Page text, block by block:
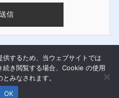
ALESIAN Co., Ltd.
するため、当ウェブサイトでは
き閲覧する場合、Cookie の使用
みなされます。
OK